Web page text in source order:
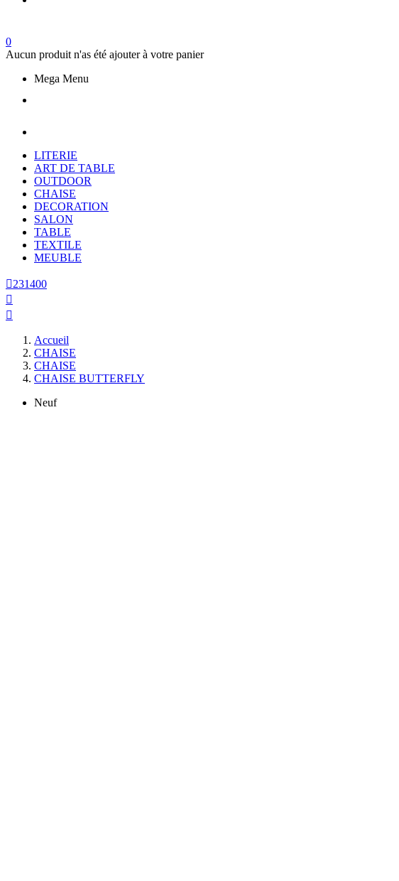
0
Aucun produit n'as été ajouter à votre panier
Mega Menu
LITERIE
ART DE TABLE
OUTDOOR
CHAISE
DECORATION
SALON
TABLE
TEXTILE
MEUBLE
231400


Accueil
CHAISE
CHAISE
CHAISE BUTTERFLY
Neuf